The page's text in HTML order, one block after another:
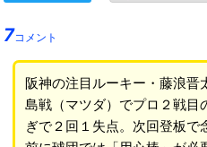
7コメント
阪神の注目ルーキー・藤浪晋
島戦（マツダ）でプロ２戦目
ぎで２回１失点。次回登板